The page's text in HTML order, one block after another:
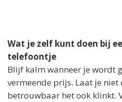
Wat je zelf kunt doen bij
telefoontje
Blijf kalm wanneer je wordt
vermeende prijs. Laat je
betrouwbaar het ook klinkt.